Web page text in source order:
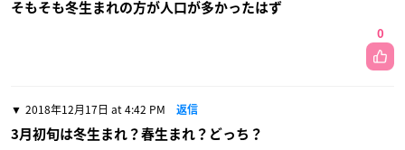
そもそも冬生まれの方が人口が多かったはず
0
2018年12月17日 at 4:42 PM 返信
3月初旬は冬生まれ？春生まれ？どっち？